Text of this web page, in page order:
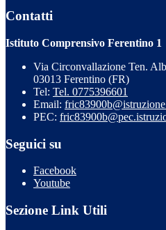
Contatti
Istituto Comprensivo Ferentino 1
Via Circonvallazione Ten.
03013 Ferentino (FR)
Tel: Tel. 0775396601
Email:
PEC:
Seguici su
Facebook
Youtube
Sezione Link Utili